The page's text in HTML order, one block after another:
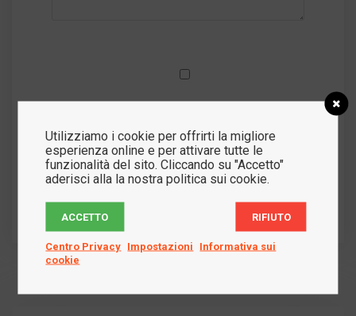
indicato nellaPrivacy del sito.
Utilizziamo i cookie per offrirti la migliore
esperienza online e per attivare tutte le
funzionalità del sito. Cliccando su "Accetto"
aderisci alla la nostra politica sui cookie.
ACCETTO RIFIUTO
Centro Privacy Impostazioni
Informativa sui
cookie